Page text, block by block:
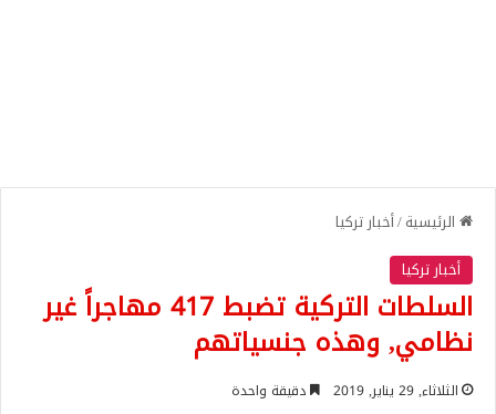
الرئيسية/أخبار تركيا
أخبار تركيا
السلطات التركية تضبط 417 مهاجراً غير
نظامي, وهذه جنسياتهم
الثلاثاء, 29 يناير, 2019 دقيقة واحدة